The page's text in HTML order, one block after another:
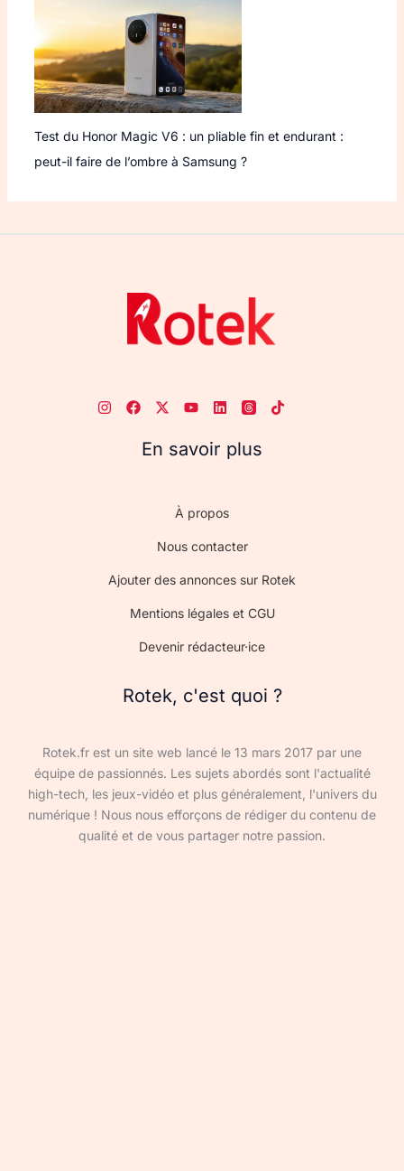
Test du Honor Magic V6 : un pliable fin et endurant :
peut-il faire de l’ombre à Samsung ?
En savoir plus
À propos
Nous contacter
Ajouter des annonces sur Rotek
Mentions légales et CGU
Devenir rédacteur·ice
Rotek, c'est quoi ?
Rotek.fr est un site web lancé le 13 mars 2017 par une
équipe de passionnés. Les sujets abordés sont l'actualité
high-tech, les jeux-vidéo et plus généralement, l'univers du
numérique ! Nous nous efforçons de rédiger du contenu de
qualité et de vous partager notre passion.